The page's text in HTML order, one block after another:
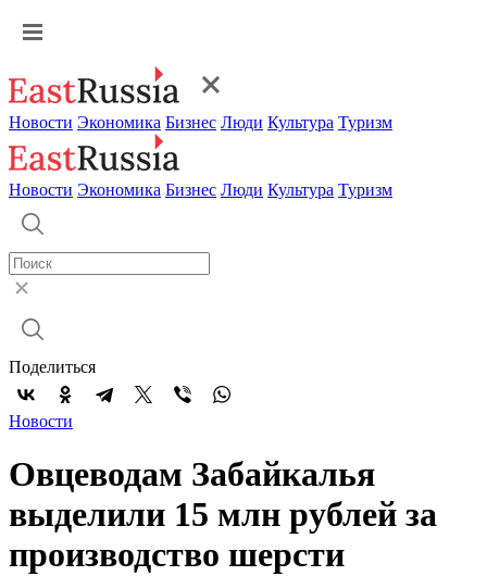
Новости Экономика Бизнес Люди Культура Туризм
Новости Экономика Бизнес Люди Культура Туризм
Поделиться
Новости
Овцеводам Забайкалья
выделили 15 млн рублей за
производство шерсти